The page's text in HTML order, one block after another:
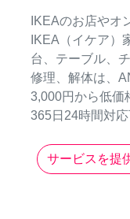
IKEAのお店やオ
IKEA（イケア）
台、テーブル、
修理、解体は、
3,000円から低価
365日24時間対応
サービスを提